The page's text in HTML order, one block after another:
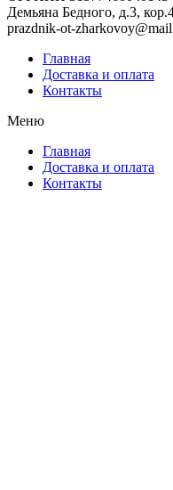
Демьяна Бедного, д.3,
prazdnik-ot-
Главная
Доставка и оплата
Контакты
Меню
Главная
Доставка и оплата
Контакты